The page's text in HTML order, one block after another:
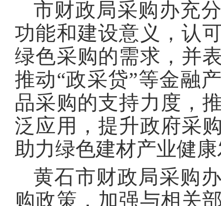
市财政局采购办充
功能和建设意义，认
绿色采购的需求，并
推动“政采贷”等金融
品采购的支持力度，
泛应用，提升政府采
助力绿色建材产业健
黄石市财政局采购
购政策，加强与相关